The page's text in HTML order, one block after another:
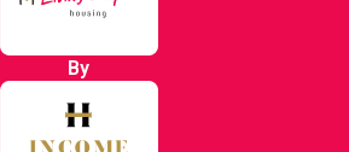
By